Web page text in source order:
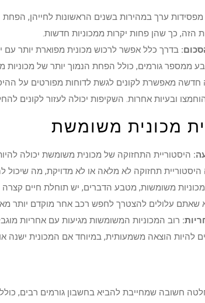
מפסידות ערך במהירות בשנים הראשונות לחייהן,
כך שהן פחות יקרות ממכוניות חדשות.
בדרך כלל אפשר לרכוש מכונית מפוארת יותר עם
ממספר גורמים, כולל הפחת הנמוך יותר של
חדשה מאפשרת לקונים לגשת לדוחות מפורטים על
ובעיות אחרות. השקיפות יכולה לעזור לקונים
מכונית משומשת
היסטוריית התחזוקה של מכונית משומשת יכולה
היסטוריית תחזוקה לא מלאה או לא מדויקת, מה שיכול
משומשות, מטבע הדברים, יש תוחלת חיים קצרה
שאתם עלולים להצטרך לחפש רכב אחר מוקדם יותר
רוב המכוניות המשומשות מגיעות עם אחריות
להיות הוצאה משמעותית, במיוחד אם המכונית ישנה
חשובה שמחייבת להביא בחשבון גורמים רבים, כולל